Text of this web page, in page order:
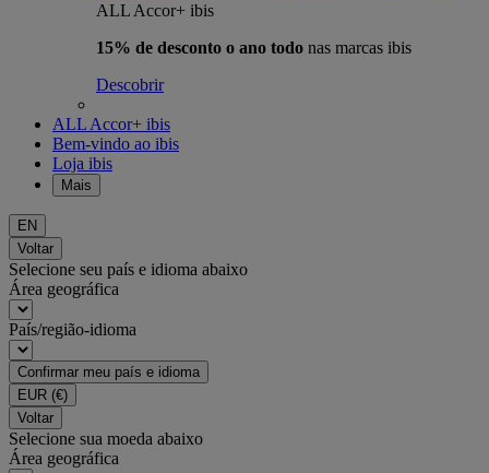
ALL Accor+ ibis
15% de desconto o ano todo nas marcas ibis
Descobrir
ALL Accor+ ibis
Bem-vindo ao ibis
Loja ibis
Mais
EN
Voltar
Selecione seu país e idioma abaixo
Área geográfica
País/região-idioma
Confirmar meu país e idioma
EUR (€)
Voltar
Selecione sua moeda abaixo
Área geográfica